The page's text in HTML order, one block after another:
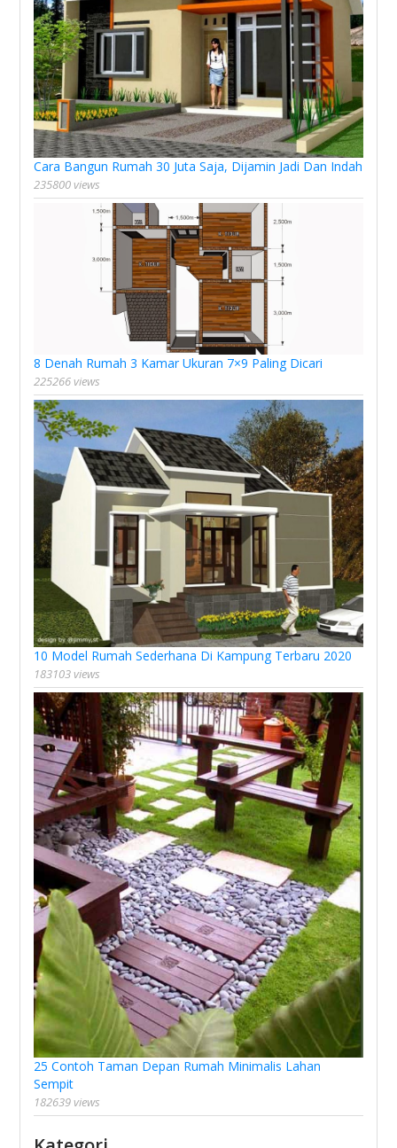
Cara Bangun Rumah 30 Juta Saja, Dijamin Jadi Dan Indah
235800 views
8 Denah Rumah 3 Kamar Ukuran 7×9 Paling Dicari
225266 views
10 Model Rumah Sederhana Di Kampung Terbaru 2020
183103 views
25 Contoh Taman Depan Rumah Minimalis Lahan
Sempit
182639 views